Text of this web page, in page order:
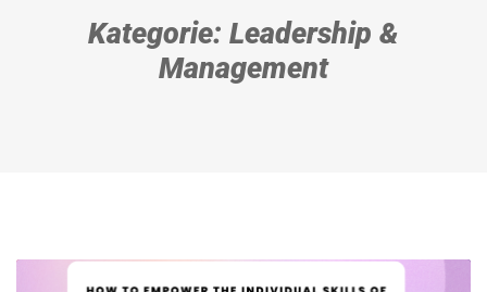
Kategorie: Leadership &
Management